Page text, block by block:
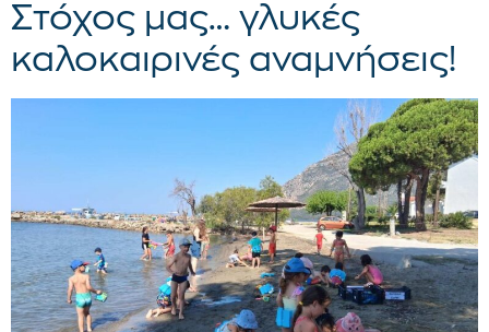
Στόχος μας… γλυκές
καλοκαιρινές αναμνήσεις!